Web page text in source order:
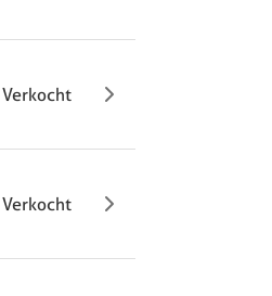
Verkocht
Verkocht